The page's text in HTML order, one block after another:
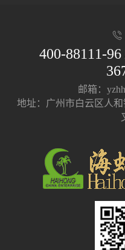
400-88111-
邮箱：
地址：广州市白云区人